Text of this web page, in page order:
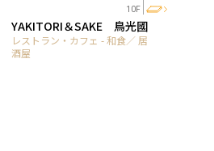
10F
YAKITORI＆SAKE 鳥光國
レストラン・カフェ - 和食／ 居
酒屋